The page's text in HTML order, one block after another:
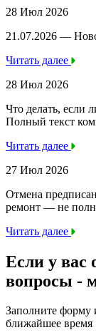
28 Июл 2026
21.07.2026 —
Читать далее
28 Июл 2026
Что делать, если
Полный текст
Читать далее
27 Июл 2026
Отмена
ремонт — не
Читать далее
Если у вас
вопросы -
Заполните форму
ближайшее время